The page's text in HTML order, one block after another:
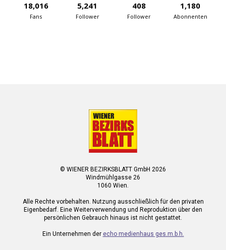
18,016
Fans
5,241
Follower
408
Follower
1,180
Abonnenten
© WIENER BEZIRKSBLATT GmbH 2026
Windmühlgasse 26
1060 Wien.
Alle Rechte vorbehalten. Nutzung ausschließlich für den privaten
Eigenbedarf. Eine Weiterverwendung und Reproduktion über den
persönlichen Gebrauch hinaus ist nicht gestattet.
Ein Unternehmen der echo medienhaus ges.m.b.h.